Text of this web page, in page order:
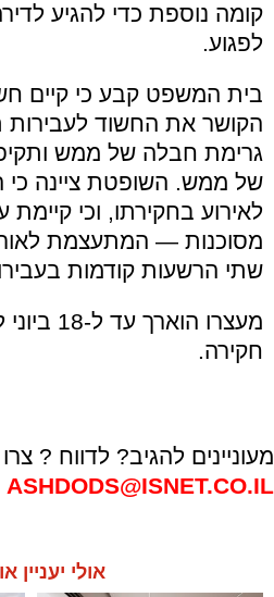
קומה נוספת כדי להגיע
לפגוע.
בית המשפט קבע כי קיים
הקושר את החשוד
גרימת חבלה של ממש
של ממש. השופטת ציינה
לאירוע בחקירתו, וכי
מסוכנות — המתעצמת לאור
שתי הרשעות קודמות
מעצרו
חקירה.
מעוניינים להגיב? לדווח ?
ASHDODS@ISNET.CO.IL
אולי יעניין